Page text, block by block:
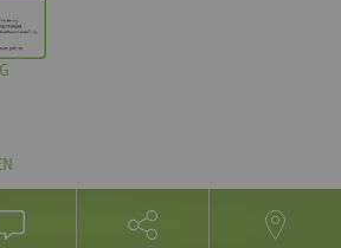
Onlineshop bewerten?
Weiter